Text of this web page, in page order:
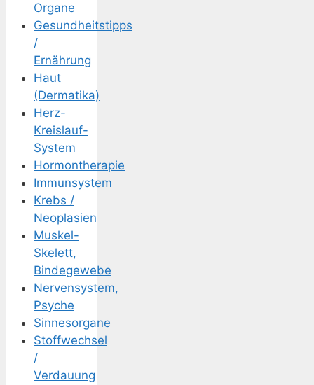
Organe
Gesundheitstipps
/
Ernährung
Haut
(Dermatika)
Herz-
Kreislauf-
System
Hormontherapie
Immunsystem
Krebs /
Neoplasien
Muskel-
Skelett,
Bindegewebe
Nervensystem,
Psyche
Sinnesorgane
Stoffwechsel
/
Verdauung